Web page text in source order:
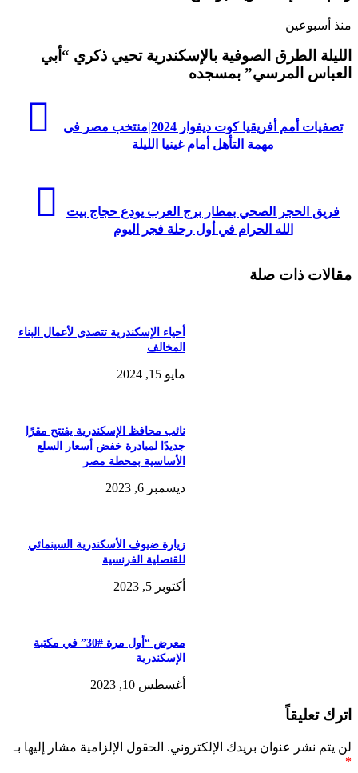
منذ أسبوعين
الليلة الطرق الصوفية بالإسكندرية تحيي ذكري “أبي
العباس المرسي” بمسجده
تصفيات أمم أفريقيا كوت ديفوار 2024|منتخب مصر فى
مهمة التأهل أمام غينيا الليلة
فريق الحجر الصحي بمطار برج العرب يودع حجاج بيت
الله الحرام في أول رحلة فجر اليوم
مقالات ذات صلة
أحياء الإسكندرية تتصدى لأعمال البناء
المخالف
مايو 15, 2024
نائب محافظ الإسكندرية يفتتح مقرًا
جديدًا لمبادرة خفض أسعار السلع
الأساسية بمحطة مصر
ديسمبر 6, 2023
زيارة ضيوف الأسكندرية السينمائي
للقنصلية الفرنسية
أكتوبر 5, 2023
معرض “أول مرة #30” في مكتبة
الإسكندرية
أغسطس 10, 2023
اترك تعليقاً
لن يتم نشر عنوان بريدك الإلكتروني. الحقول الإلزامية مشار إليها بـ
*